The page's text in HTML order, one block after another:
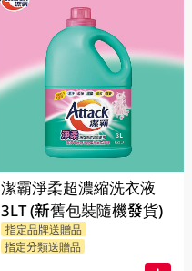
潔霸淨柔超濃縮洗衣液
3LT (新舊包裝隨機發貨)
指定品牌送贈品
指定分類送贈品